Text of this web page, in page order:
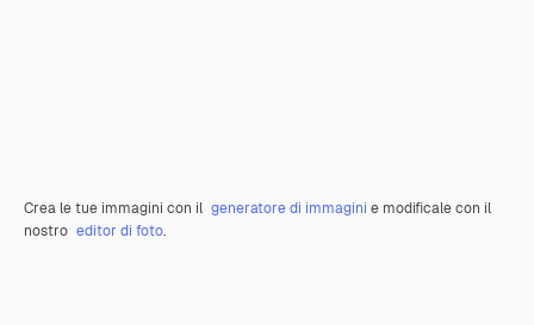
Crea le tue immagini con il generatore di immagini e modificale con il
nostro editor di foto.